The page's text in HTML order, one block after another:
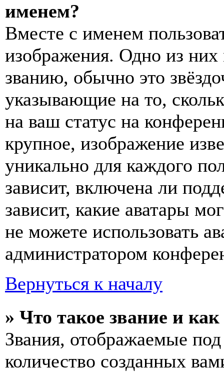
именем?
Вместе с именем
изображения. Одно из
званию, обычно это
указывающие на то,
на ваш статус на
крупное, изображение
уникально для каждого
зависит, включена ли
зависит, какие аватары
не можете использовать
администратором
Вернуться к началу
» Что такое звание и
Звания, отображаемые
количество созданных